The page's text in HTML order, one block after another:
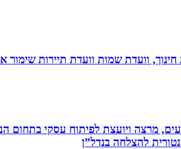
וועדת שמות וועדת תיירות שימור
מרצה ויועצת לפיתוח עסקי בתחום
להצלחה בנדל”ן‏